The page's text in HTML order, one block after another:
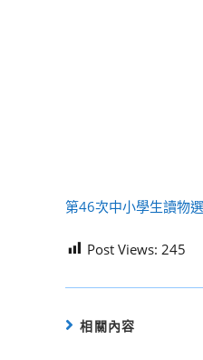
第46次中小學生讀物
Post Views: 245
相關內容